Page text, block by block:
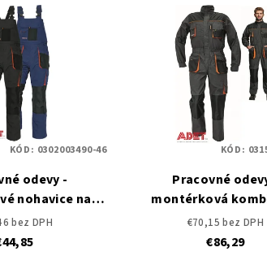
odevy -
nohavice na
ČERVA
bez DPH
KÓD: 0302003490-46
Pracovné
montérková
EMERTON
€70,15 bez DPH
€86,29
KÓD: